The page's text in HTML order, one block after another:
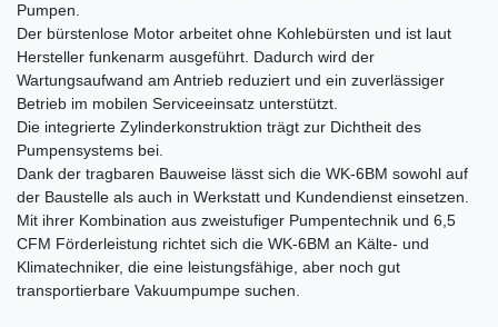
Pumpen.
Der bürstenlose Motor arbeitet ohne Kohlebürsten und ist laut
Hersteller funkenarm ausgeführt. Dadurch wird der
Wartungsaufwand am Antrieb reduziert und ein zuverlässiger
Betrieb im mobilen Serviceeinsatz unterstützt.
Die integrierte Zylinderkonstruktion trägt zur Dichtheit des
Pumpensystems bei.
Dank der tragbaren Bauweise lässt sich die WK-6BM sowohl auf
der Baustelle als auch in Werkstatt und Kundendienst einsetzen.
Mit ihrer Kombination aus zweistufiger Pumpentechnik und 6,5
CFM Förderleistung richtet sich die WK-6BM an Kälte- und
Klimatechniker, die eine leistungsfähige, aber noch gut
transportierbare Vakuumpumpe suchen.